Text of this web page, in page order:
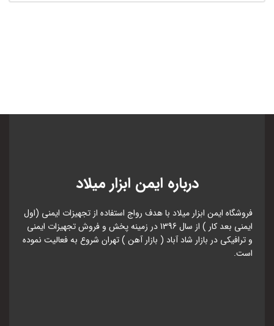
درباره ایمن ابزار میلاد
فروشگاه ایمن ابزار میلاد با هدف رواج استفاده از تجهیزات ایمنی (اول
ایمنی بعد کار ) از سال 1396 در زمینه پخش و فروش تجهیزات ایمنی
و ترافیکی در بازار شاد آباد ( بازار آهن ) تهران شروع به فعالیت نموده
است.